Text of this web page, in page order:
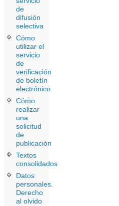
de
difusión
selectiva
Cómo
utilizar el
servicio
de
verificación
de boletín
electrónico
Cómo
realizar
una
solicitud
de
publicación
Textos
consolidados
Datos
personales.
Derecho
al olvido